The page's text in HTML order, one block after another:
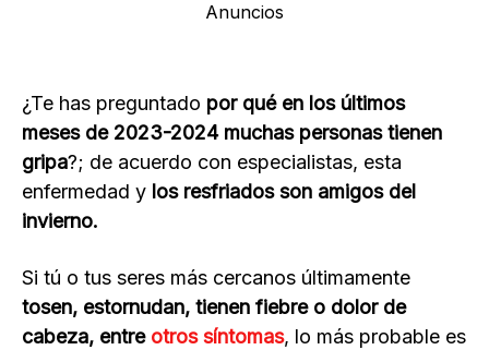
Anuncios
¿Te has preguntado por qué en los últimos
meses de 2023-2024 muchas personas tienen
gripa?; de acuerdo con especialistas, esta
enfermedad y los resfriados son amigos del
invierno.
Si tú o tus seres más cercanos últimamente
tosen, estornudan, tienen fiebre o dolor de
cabeza, entre otros síntomas, lo más probable es